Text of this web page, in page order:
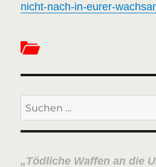
nicht-nach-in-eurer-
Suchen
nach:
Tödliche Waffen an die